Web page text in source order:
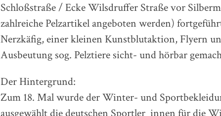
Schloßstraße / Ecke Wilsdruffer Straße vor
zahlreiche Pelzartikel angeboten werden)
Nerzkäfig, einer kleinen Kunstblutaktion, Flyern
Ausbeutung sog. Pelztiere sicht- und hörbar
Der Hintergrund:
Zum 18. Mal wurde der Winter- und